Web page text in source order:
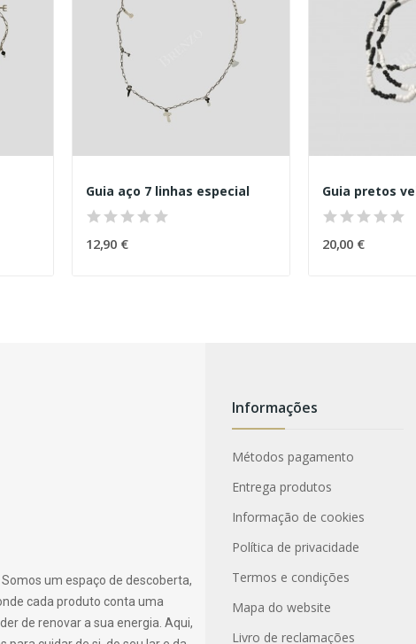
Guia aço 7 linhas especial
12,90 €
Guia pretos
20,00 €
um espaço de descoberta,
cada produto conta uma
de renovar a sua energia. Aqui,
Informações
Métodos pagamento
Entrega produtos
Informação de cookies
Política de privacidade
Termos e condições
Mapa do website
Livro de reclamações